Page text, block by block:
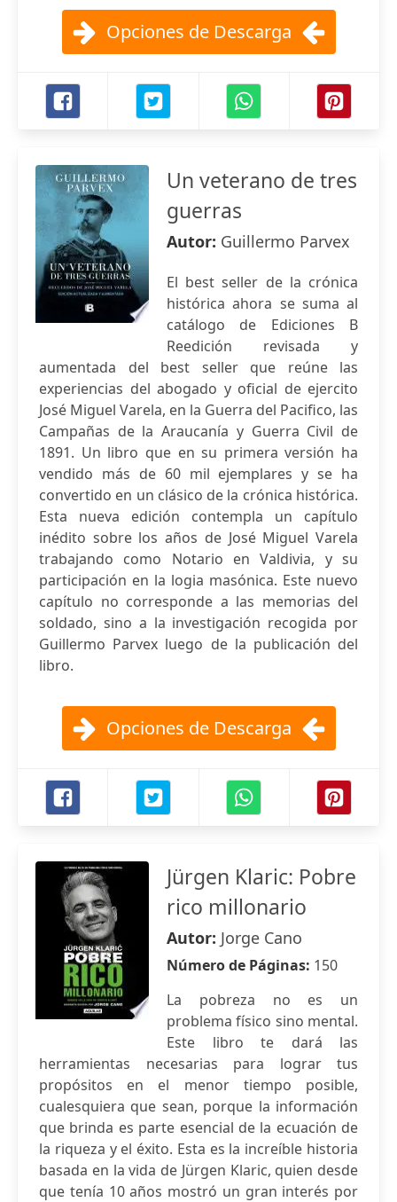
Opciones de Descarga
Un veterano de tres
guerras
Autor: Guillermo Parvex
El best seller de la crónica
histórica ahora se suma al
catálogo de Ediciones B
Reedición revisada y
aumentada del best seller que reúne las
experiencias del abogado y oficial de ejercito
José Miguel Varela, en la Guerra del Pacifico, las
Campañas de la Araucanía y Guerra Civil de
1891. Un libro que en su primera versión ha
vendido más de 60 mil ejemplares y se ha
convertido en un clásico de la crónica histórica.
Esta nueva edición contempla un capítulo
inédito sobre los años de José Miguel Varela
trabajando como Notario en Valdivia, y su
participación en la logia masónica. Este nuevo
capítulo no corresponde a las memorias del
soldado, sino a la investigación recogida por
Guillermo Parvex luego de la publicación del
libro.
Opciones de Descarga
Jürgen Klaric: Pobre
rico millonario
Autor: Jorge Cano
Número de Páginas: 150
La pobreza no es un
problema físico sino mental.
Este libro te dará las
herramientas necesarias para lograr tus
propósitos en el menor tiempo posible,
cualesquiera que sean, porque la información
que brinda es parte esencial de la ecuación de
la riqueza y el éxito. Esta es la increíble historia
basada en la vida de Jürgen Klaric, quien desde
que tenía 10 años mostró un gran interés por